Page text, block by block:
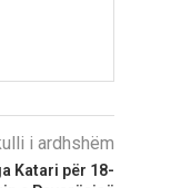
i ardhshëm
Katari për 18-